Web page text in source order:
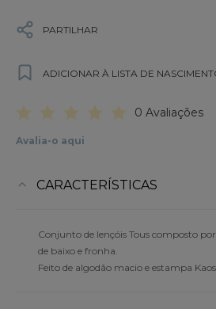
PARTILHAR
ADICIONAR À LISTA DE
0 Avaliações
Avalia-o aqui
CARACTERÍSTICAS
Conjunto de lençóis Tous composto
de baixo e fronha.
Feito de algodão macio e estampa Kaos